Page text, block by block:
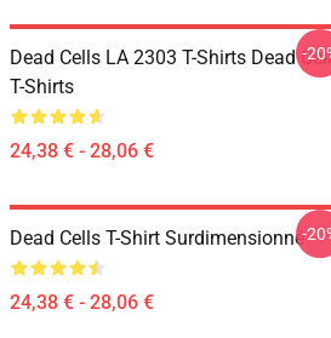
Dead Cells LA 2303 T-Shirts Dead
T-Shirts
24,38 € - 28,06 €
-
Dead Cells T-Shirt Surdimensionné
24,38 € - 28,06 €
-